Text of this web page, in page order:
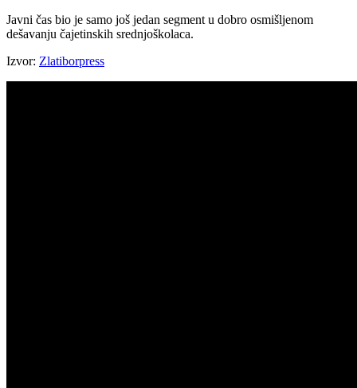
Javni čas bio je samo još jedan segment u dobro osmišljenom
dešavanju čajetinskih srednjoškolaca.
Izvor: Zlatiborpress